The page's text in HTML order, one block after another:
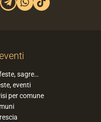
sagre…
eventi
per comune